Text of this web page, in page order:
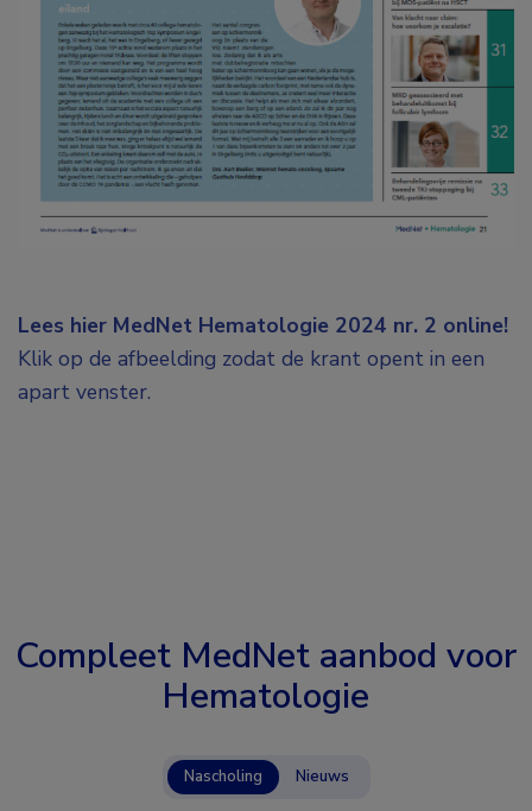
Lees hier MedNet Hematologie 2024 nr. 2 online!
Klik op de afbeelding zodat de krant opent in een
apart venster.
Compleet MedNet aanbod voor
Hematologie
Nascholing Nieuws